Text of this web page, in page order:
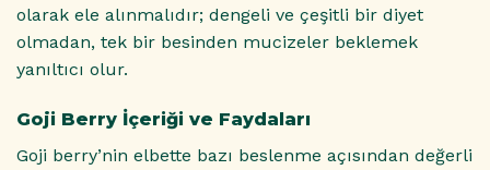
olarak ele alınmalıdır; dengeli ve çeşitli bir diyet
olmadan, tek bir besinden mucizeler beklemek
yanıltıcı olur.
Goji Berry İçeriği ve Faydaları
Goji berry’nin elbette bazı beslenme açısından değerli